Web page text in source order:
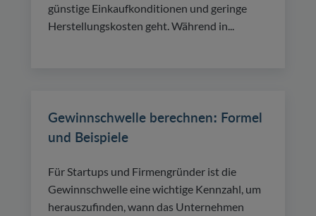
günstige Einkaufkonditionen und geringe
Herstellungskosten geht. Während in...
Gewinnschwelle berechnen: Formel
und Beispiele
Für Startups und Firmengründer ist die
Gewinnschwelle eine wichtige Kennzahl, um
herauszufinden, wann das Unternehmen